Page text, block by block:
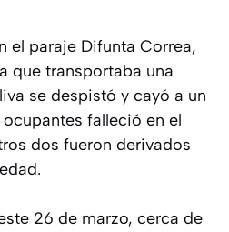
el paraje Difunta Correa,
que transportaba una
se despistó y cayó a un
falleció en el
dos fueron derivados
26 de marzo, cerca de